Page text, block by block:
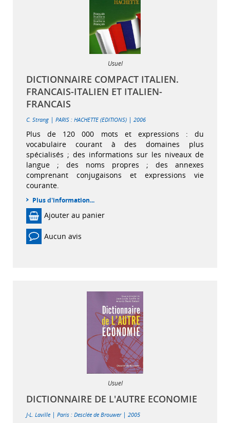
Usuel
DICTIONNAIRE COMPACT ITALIEN.
FRANCAIS-ITALIEN ET ITALIEN-
FRANCAIS
C. Strang | PARIS : HACHETTE (EDITIONS) | 2006
Plus de 120 000 mots et expressions : du
vocabulaire courant à des domaines plus
spécialisés ; des informations sur les niveaux de
langue ; des noms propres ; des annexes
comprenant conjugaisons et expressions vie
courante.
Plus d'information...
Ajouter au panier
Aucun avis
Usuel
DICTIONNAIRE DE L'AUTRE ECONOMIE
J-L. Laville | Paris : Desclée de Brouwer| 2005